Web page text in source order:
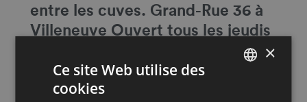
entre les cuves. Grand-Rue 36 à
Villeneuve Ouvert tous les jeudis
et vendredis de 16h30 à 20h et le
samedi de 9h30 à 12h30. Les
autres jours sur appel au 079 587
×
Ce site Web utilise des
cookies